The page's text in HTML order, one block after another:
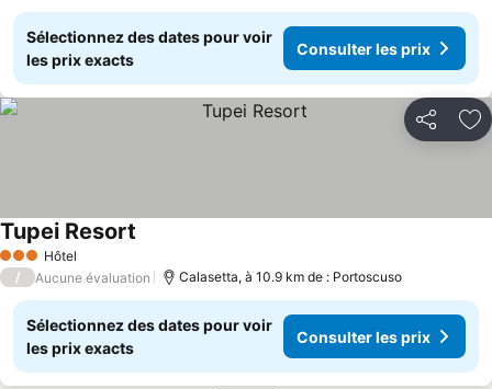
Sélectionnez des dates pour voir
les prix exacts
Consulter les prix
Partager
3 ÉtoilesHôtel
Tupei Resort
/ Aucune évaluation Calasetta, à 10.9 km de : Portoscuso
Sélectionnez des dates pour voir
les prix exacts
Consulter les prix